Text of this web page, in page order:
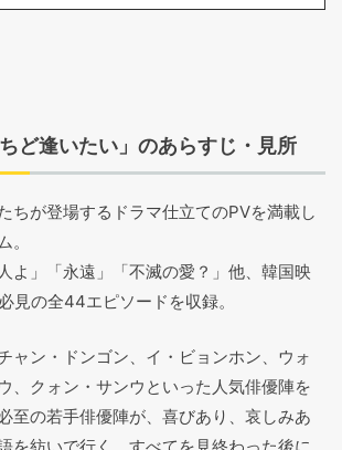
ちど逢いたい」のあらすじ・見所
ちが登場するドラマ仕立てのPVを満載し
。
よ」「永遠」「不滅の愛？」他、韓国映
見の全44エピソードを収録。
ャン・ドンゴン、イ・ビョンホン、ウォ
、クォン・サンウといった人気俳優陣を
至の若手俳優陣が、喜びあり、哀しみあ